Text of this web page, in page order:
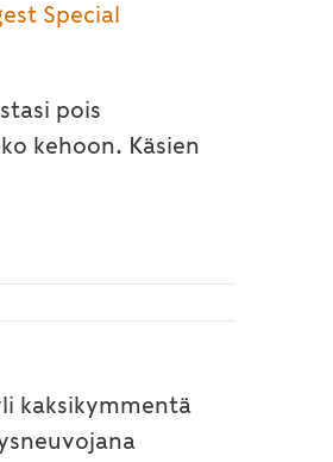
Special
pois
kehoon. Käsien
kaksikymmentä